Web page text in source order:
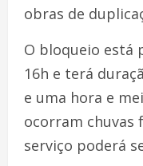
obras de
O bloqueio está
16h e terá
e uma hora e
ocorram chuvas
serviço poderá